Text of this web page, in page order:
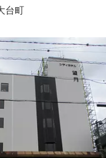
ったりと過ごせる時間
チェックイ
チェックインご希望
要相談） チェックアウト 9：00 【定...
台町